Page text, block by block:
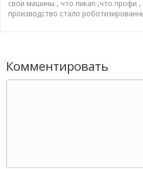
свои машины , что пикап ,что профи ,
производство стало
Комментировать